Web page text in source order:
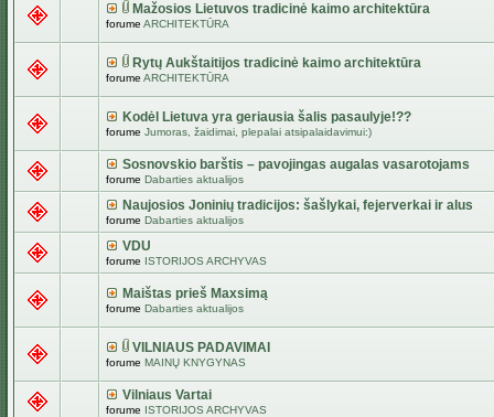
Mažosios Lietuvos tradicinė kaimo architektūra
forume ARCHITEKTŪRA
Rytų Aukštaitijos tradicinė kaimo architektūra
forume ARCHITEKTŪRA
Kodėl Lietuva yra geriausia šalis pasaulyje!??
forume Jumoras, žaidimai, plepalai atsipalaidavimui:)
Sosnovskio barštis – pavojingas augalas vasarotojams
forume Dabarties aktualijos
Naujosios Joninių tradicijos: šašlykai, fejerverkai ir alus
forume Dabarties aktualijos
VDU
forume ISTORIJOS ARCHYVAS
Maištas prieš Maxsimą
forume Dabarties aktualijos
VILNIAUS PADAVIMAI
forume MAINŲ KNYGYNAS
Vilniaus Vartai
forume ISTORIJOS ARCHYVAS